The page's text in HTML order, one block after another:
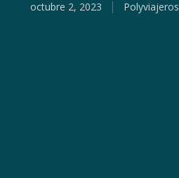
octubre 2, 2023 Polyviajeros